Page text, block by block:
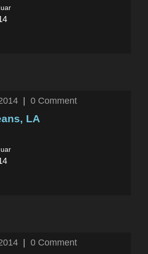
0 Comment
LA
0 Comment